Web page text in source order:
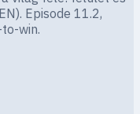
Episode 11.2,
win.